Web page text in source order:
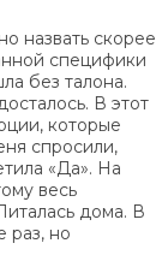
назвать скорее
специфики
без талона.
В этот
которые
спросили,
«Да». На
весь
дома. В
раз, но